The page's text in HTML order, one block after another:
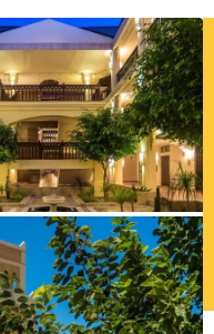
2014